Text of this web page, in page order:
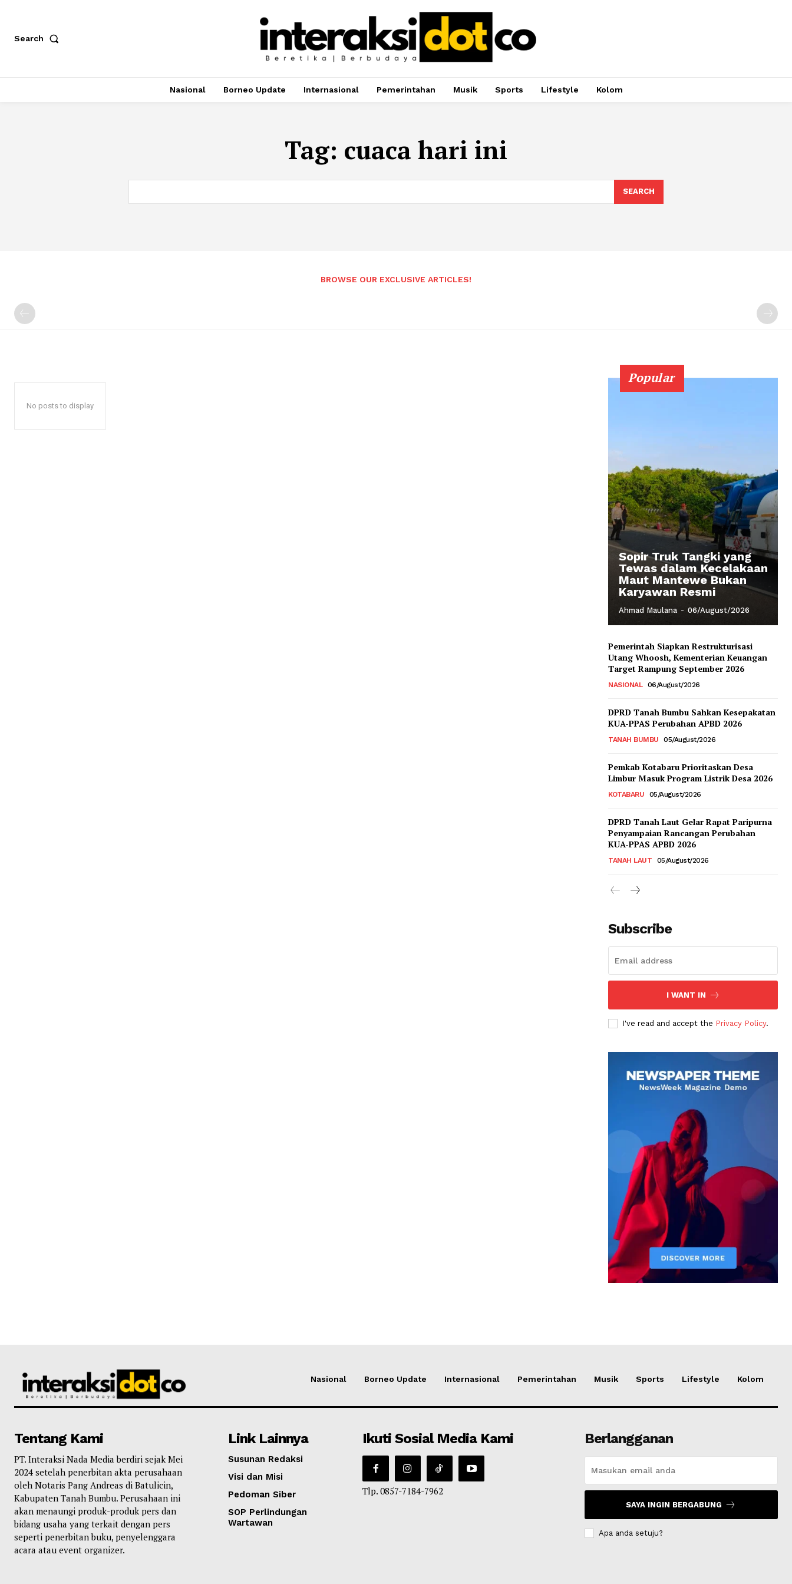
Search
Nasional Borneo Update Internasional Pemerintahan Musik Sports Lifestyle Kolom
Tag: cuaca hari ini
SEARCH
BROWSE OUR EXCLUSIVE ARTICLES!
No posts to display
Popular
Sopir Truk Tangki yang
Tewas dalam Kecelakaan
Maut Mantewe Bukan
Karyawan Resmi
Ahmad Maulana - 06/August/2026
Pemerintah Siapkan Restrukturisasi
Utang Whoosh, Kementerian Keuangan
Target Rampung September 2026
NASIONAL 06/August/2026
DPRD Tanah Bumbu Sahkan Kesepakatan
KUA-PPAS Perubahan APBD 2026
TANAH BUMBU 05/August/2026
Pemkab Kotabaru Prioritaskan Desa
Limbur Masuk Program Listrik Desa 2026
KOTABARU 05/August/2026
DPRD Tanah Laut Gelar Rapat Paripurna
Penyampaian Rancangan Perubahan
KUA-PPAS APBD 2026
TANAH LAUT 05/August/2026
Subscribe
I WANT IN
I've read and accept the Privacy Policy.
Nasional Borneo Update Internasional Pemerintahan Musik Sports Lifestyle Kolom
Tentang Kami
PT. Interaksi Nada Media berdiri sejak Mei
2024 setelah penerbitan akta perusahaan
oleh Notaris Pang Andreas di Batulicin,
Kabupaten Tanah Bumbu. Perusahaan ini
akan menaungi produk-produk pers dan
bidang usaha yang terkait dengan pers
seperti penerbitan buku, penyelenggara
acara atau event organizer.
Link Lainnya
Susunan Redaksi
Visi dan Misi
Pedoman Siber
SOP Perlindungan
Wartawan
Ikuti Sosial Media Kami
Tlp. 0857-7184-7962
Berlangganan
SAYA INGIN BERGABUNG
Apa anda setuju?